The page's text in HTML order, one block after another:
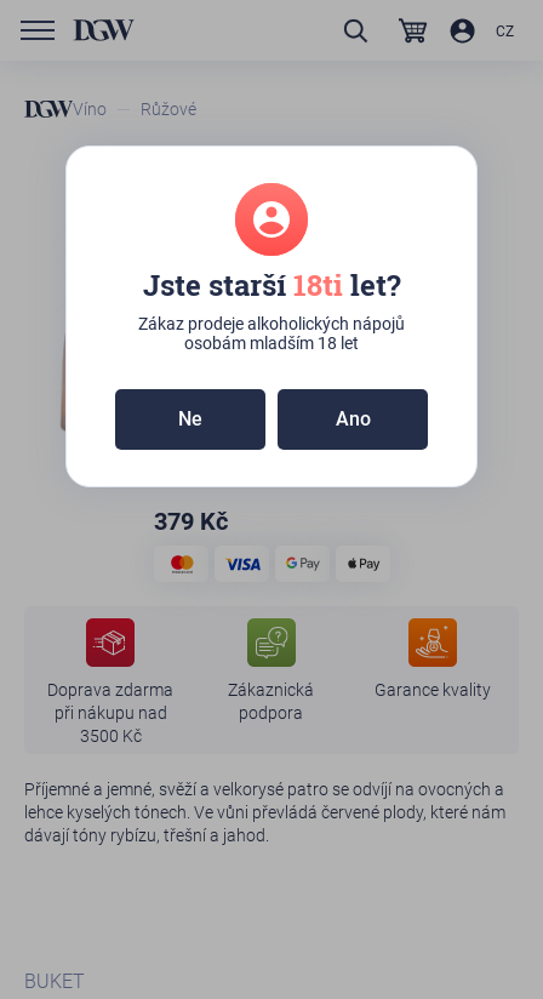
CZ
Víno Růžové
3521211842205
Château Puech-Haut Argali
Rosé
Zboží není skladem
379 Kč
Doprava zdarma
při nákupu nad
3500 Kč
Zákaznická
podpora
Garance kvality
Příjemné a jemné, svěží a velkorysé patro se odvíjí na ovocných a
lehce kyselých tónech. Ve vůni převládá červené plody, které nám
dávají tóny rybízu, třešní a jahod.
BUKET
Jste starší18tilet?
Zákaz prodeje alkoholických nápojů
osobám mladším 18 let
Ne Ano